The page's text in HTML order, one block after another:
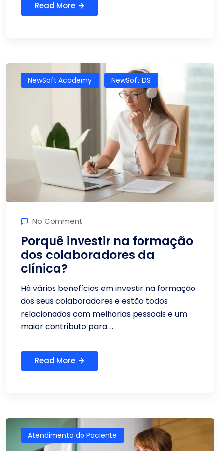
Read More
NewSoft Academy NewSoft DS
No Comment
Porquê investir na formação
dos colaboradores da
clínica?
Há vários benefícios em investir na formação
dos seus colaboradores e estão todos
relacionados com melhorias pessoais e um
maior contributo para ...
Read More
Atendimento do Paciente